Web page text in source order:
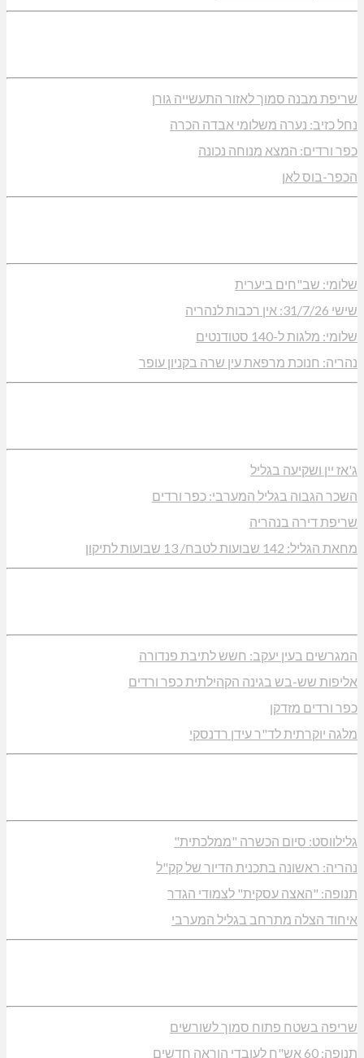
שריפת מבנה סמוך לאזור התעשייה גורן
נחל כזיב: נערה משלומי אבדה הכרה
כפר ורדים: המצא מנוחה נכונה
הכפר-בוס לאן
שלומי: שב"חים ביערית
שישי 31/7/26: אין רכבות לנהריה
שלומי: מלגות ל-140 סטודנטים
נהריה: חנוכת מרפאת עין שרה בקניון עופר
ג'אז יין ושקיעה בגליל
השכר הגבוה בגליל המערבי: כפר ורדים
שריפת דירה בנהריה
מחאת הגליל: 142 שבועות לטבח/ 13 שבועות לתיקון
המגרשים בעין יעקב: חשש לתיבת פנדורה
אליפות שש-בש בגינה הקהילתית כפר ורדים
כפר ורדים מזדקן
מלגה יוקרתית לד"ר עידן רדנסקי
גלילווסט: סיום הכשרה "ממלכתית"
נהריה: ראשונה בתכנית הדיור של קק"ל
תנופה: "האצה עסקית" לצמודי הגדר
איחוד הצלה מתרחב בגליל המערבי
שריפה בשטח פתוח סמוך לשורשים
תנופה: 60 אש"ח לעובדי הוראה חדשים